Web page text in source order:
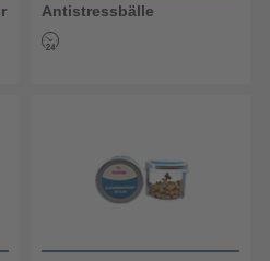
Antistressbälle